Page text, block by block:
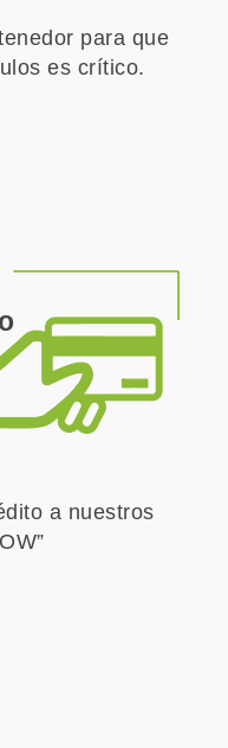
para que
es crítico.
a nuestros